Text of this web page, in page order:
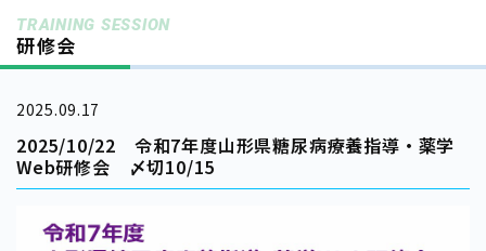
TRAINING SESSION
研修会
2025.09.17
2025/10/22 令和7年度山形県糖尿病療養指導・薬学
Web研修会 〆切10/15